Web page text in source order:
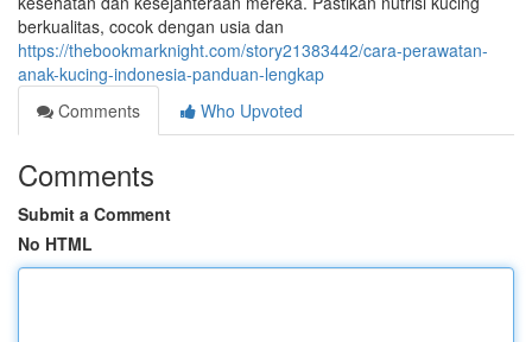
berkualitas, cocok dengan usia dan
https://thebookmarknight.com/story21383442/cara-perawatan-
anak-kucing-indonesia-panduan-lengkap
Comments
Who Upvoted
Comments
Submit a Comment
No HTML